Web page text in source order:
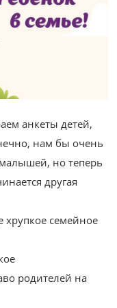
анкеты детей,
нам бы очень
малышей, но теперь
другая
хрупкое семейное
родителей на